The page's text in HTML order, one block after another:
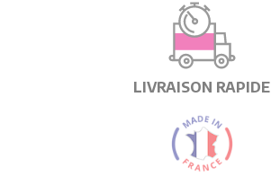
LIVRAISON RAPIDE